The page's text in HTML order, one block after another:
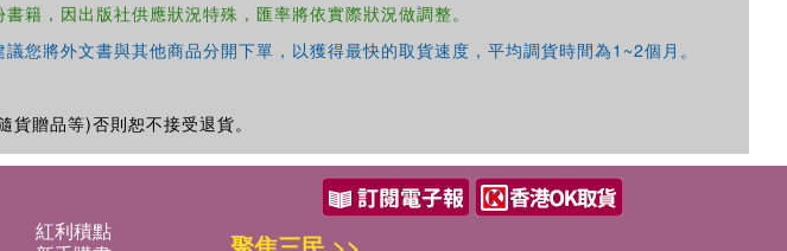
籍，因出版社供應狀況特殊，匯率將依實際狀況做調整。
將外文書與其他商品分開下單，以獲得最快的取貨速度，平均調貨時間為1~2個月。
贈品等)否則恕不接受退貨。
紅利積點